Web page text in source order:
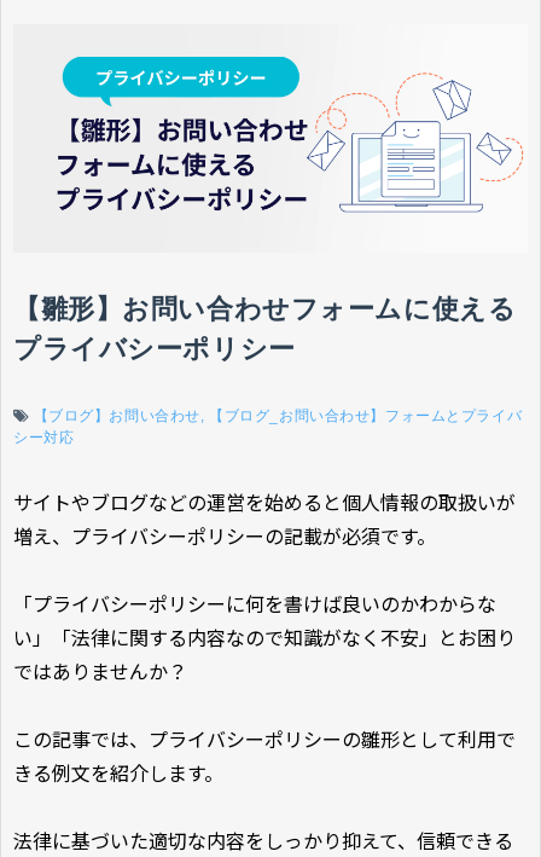
【雛形】お問い合わせフォームに使える
プライバシーポリシー
【ブログ】お問い合わせ
【ブログ_お問い合わせ】フォームとプライバ
シー対応
サイトやブログなどの運営を始めると個人情報の取扱いが
増え、プライバシーポリシーの記載が必須です。
「プライバシーポリシーに何を書けば良いのかわからな
い」「法律に関する内容なので知識がなく不安」とお困り
ではありませんか？
この記事では、プライバシーポリシーの雛形として利用で
きる例文を紹介します。
法律に基づいた適切な内容をしっかり抑えて、信頼できる